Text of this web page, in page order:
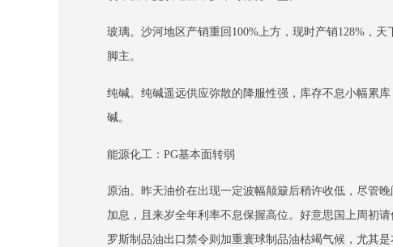
玻璃。沙河地区产销重回100%上方，现时产销128%，
脚主。
纯碱。纯碱遥远供应弥散的降服性强，库存不息小幅累
碱。
能源化工：PG基本面转弱
原油。昨天油价在出现一定波幅颠簸后稍许收低，尽管
加息，且来岁全年利率不息保握高位。好意思国上周初
罗斯制品油出口禁令则加重寰球制品油枯竭气候，尤其